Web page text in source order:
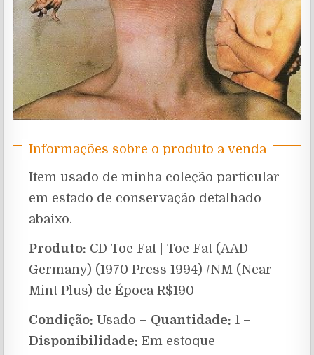
Informações sobre o produto a venda
Item usado de minha coleção particular
em estado de conservação detalhado
abaixo.
Produto: CD Toe Fat | Toe Fat (AAD
Germany) (1970 Press 1994) /NM (Near
Mint Plus) de Época R$190
Condição: Usado – Quantidade: 1 –
Disponibilidade: Em estoque